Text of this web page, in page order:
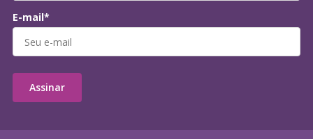
E-mail*
Assinar